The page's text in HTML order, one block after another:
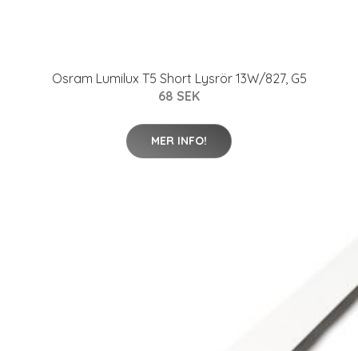
Osram Lumilux T5 Short Lysrör 13W/827, G5
68 SEK
MER INFO!